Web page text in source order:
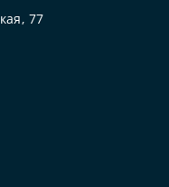
77